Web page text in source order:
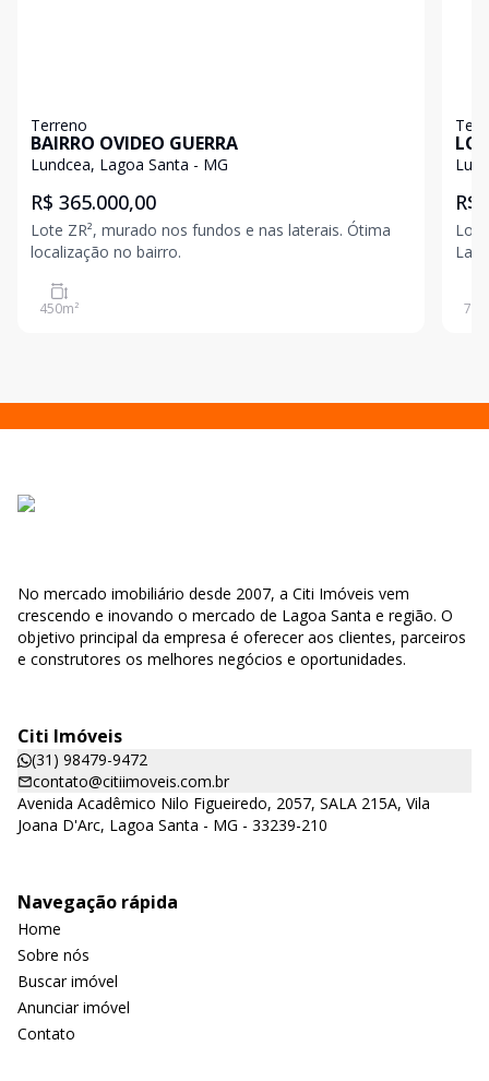
Terreno
BAIRRO OVIDEO GUERRA
Lundcea, Lagoa Santa - MG
R$ 365.000,00
Lote ZR², murado nos fundos e nas laterais. Ótima
localização no bairro.
450m²
R$
Lagoa
780
No mercado imobiliário desde 2007, a Citi Imóveis vem
crescendo e inovando o mercado de Lagoa Santa e região. O
objetivo principal da empresa é oferecer aos clientes, parceiros
e construtores os melhores negócios e oportunidades.
Citi Imóveis
(31) 98479-9472
contato@citiimoveis.com.br
Avenida Acadêmico Nilo Figueiredo, 2057, SALA 215A, Vila
Joana D'Arc, Lagoa Santa - MG - 33239-210
Navegação rápida
Home
Sobre nós
Buscar imóvel
Anunciar imóvel
Contato